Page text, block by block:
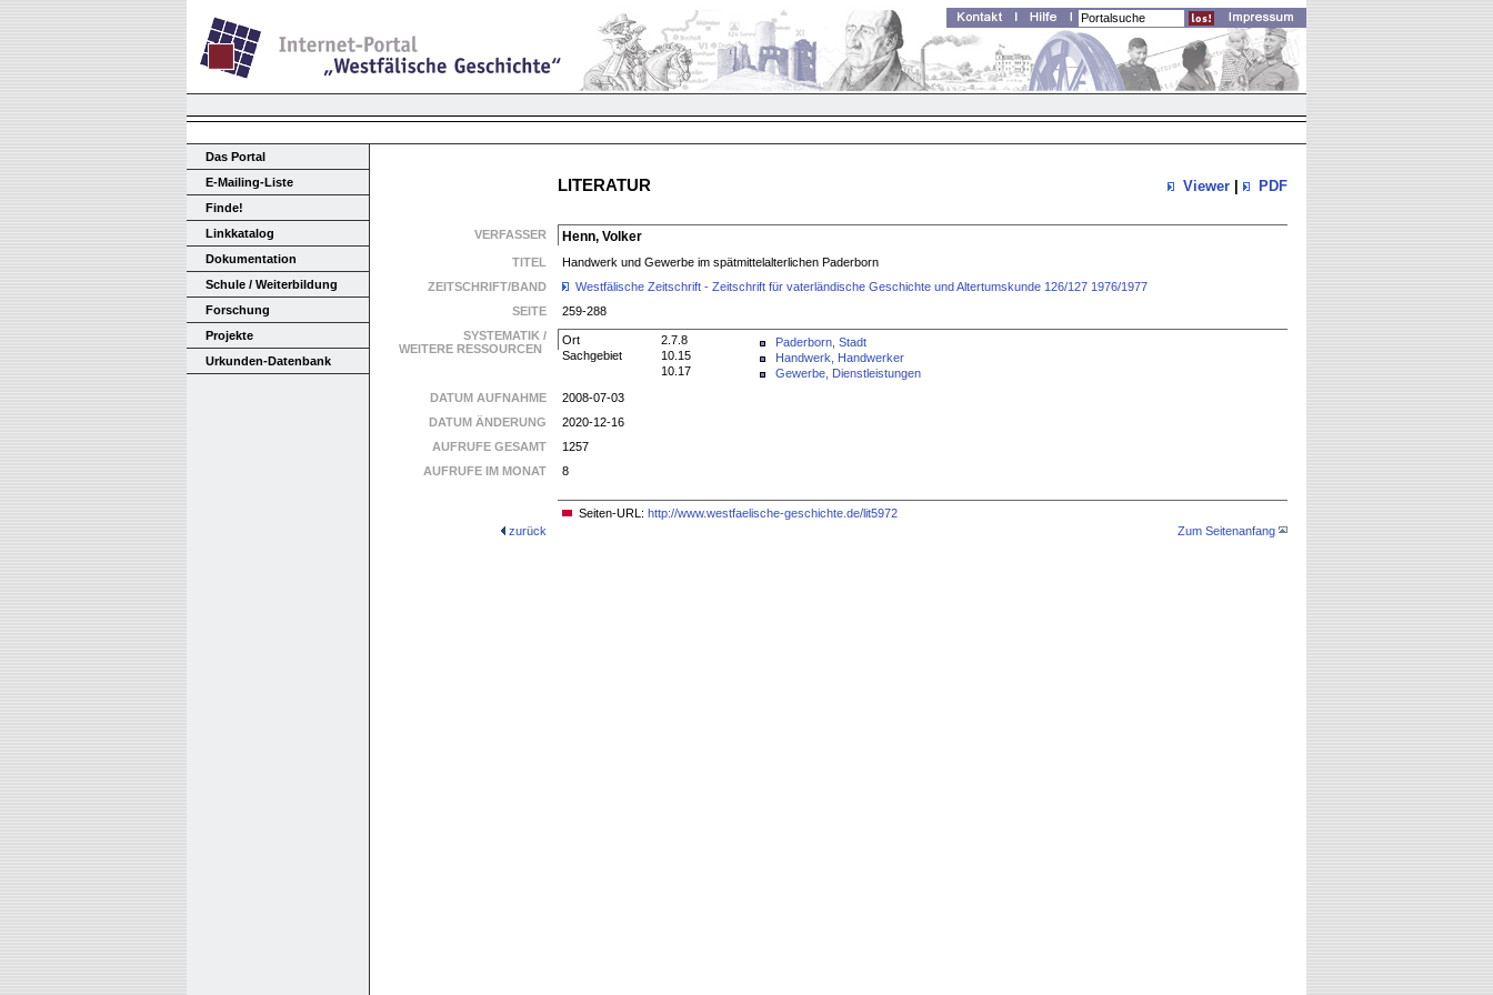
Das Portal
E-Mailing-Liste
Finde!
Linkkatalog
Dokumentation
Schule / Weiterbildung
Forschung
Projekte
Urkunden-Datenbank
LITERATUR Viewer PDF
VERFASSER Henn, Volker
TITEL
Handwerk und Gewerbe im spätmittelalterlichen Paderborn
ZEITSCHRIFT/BAND
Westfälische Zeitschrift - Zeitschrift für vaterländische Geschichte und Altertumskunde 126/127 1976/1977
SEITE
259-288
SYSTEMATIK /
WEITERE RESSOURCEN
Ort 2.7.8
Paderborn, Stadt
Sachgebiet
10.15
Handwerk, Handwerker
10.17
Gewerbe, Dienstleistungen
DATUM AUFNAHME
2008-07-03
DATUM ÄNDERUNG
2020-12-16
AUFRUFE GESAMT
1257
AUFRUFE IM MONAT
8
Seiten-URL: http://www.westfaelische-geschichte.de/lit5972
zurück
Zum Seitenanfang